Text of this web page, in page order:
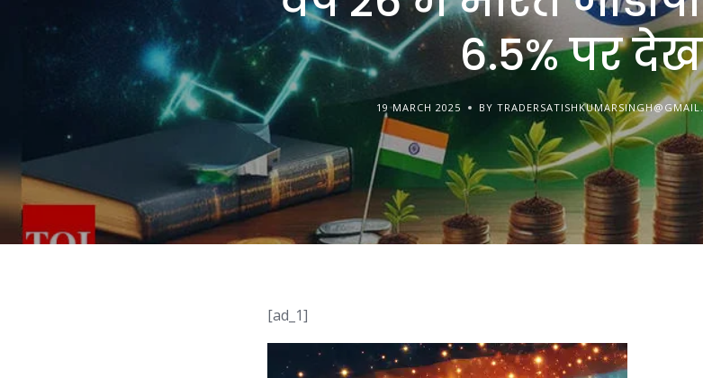
6.5% पर
19 MARCH 2025 BY
[ad_1]